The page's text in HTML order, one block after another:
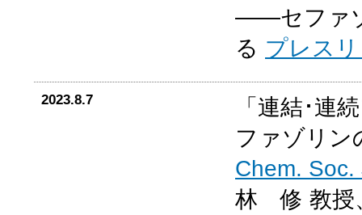
――セファ
る プレス
2023.8.7
「連結･連
ファゾリン
Chem. Soc.
林 修 教授